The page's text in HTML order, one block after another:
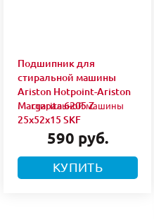
Подшипник для
стиральной машины
Ariston Hotpoint-Ariston
Margarita 6205 Z
25x52x15 SKF
590 руб.
КУПИТЬ